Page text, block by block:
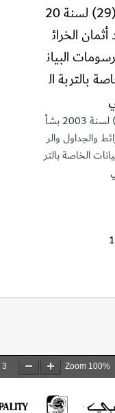
قرار إداري رقم (29) لسنة 20
أثمان الخرائ
البيان
بالتربة ال
قرار إداري رقم (29) لسنة 2003 بشأ
والجداول والر
الخاصة بالتر
3 Zoom 100%